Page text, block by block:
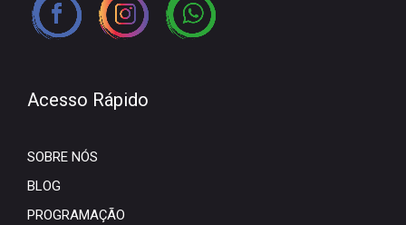
Acesso Rápido
SOBRE NÓS
BLOG
PROGRAMAÇÃO